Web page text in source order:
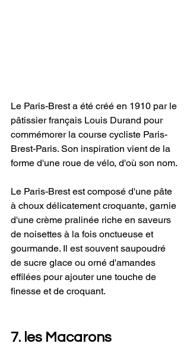
Le Paris-Brest a été créé en 1910 par le
pâtissier français Louis Durand pour
commémorer la course cycliste Paris-
Brest-Paris. Son inspiration vient de la
forme d'une roue de vélo, d'où son nom.
Le Paris-Brest est composé d'une pâte
à choux délicatement croquante, garnie
d'une crème pralinée riche en saveurs
de noisettes à la fois onctueuse et
gourmande. Il est souvent saupoudré
de sucre glace ou orné d'amandes
effilées pour ajouter une touche de
finesse et de croquant.
7. les Macarons